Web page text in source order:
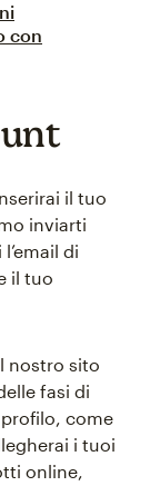
con
il tuo
inviarti
di
il tuo
nostro sito
fasi di
come
i tuoi
online,